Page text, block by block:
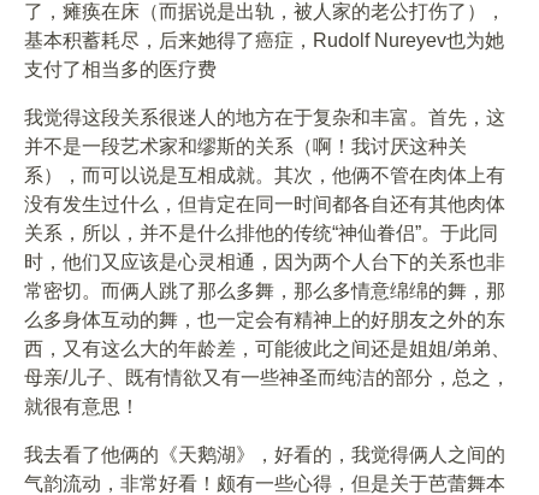
了，瘫痪在床（而据说是出轨，被人家的老公打伤了），
基本积蓄耗尽，后来她得了癌症，Rudolf Nureyev也为她
支付了相当多的医疗费
我觉得这段关系很迷人的地方在于复杂和丰富。首先，这
并不是一段艺术家和缪斯的关系（啊！我讨厌这种关
系），而可以说是互相成就。其次，他俩不管在肉体上有
没有发生过什么，但肯定在同一时间都各自还有其他肉体
关系，所以，并不是什么排他的传统“神仙眷侣”。于此同
时，他们又应该是心灵相通，因为两个人台下的关系也非
常密切。而俩人跳了那么多舞，那么多情意绵绵的舞，那
么多身体互动的舞，也一定会有精神上的好朋友之外的东
西，又有这么大的年龄差，可能彼此之间还是姐姐/弟弟、
母亲/儿子、既有情欲又有一些神圣而纯洁的部分，总之，
就很有意思！
我去看了他俩的《天鹅湖》，好看的，我觉得俩人之间的
气韵流动，非常好看！颇有一些心得，但是关于芭蕾舞本